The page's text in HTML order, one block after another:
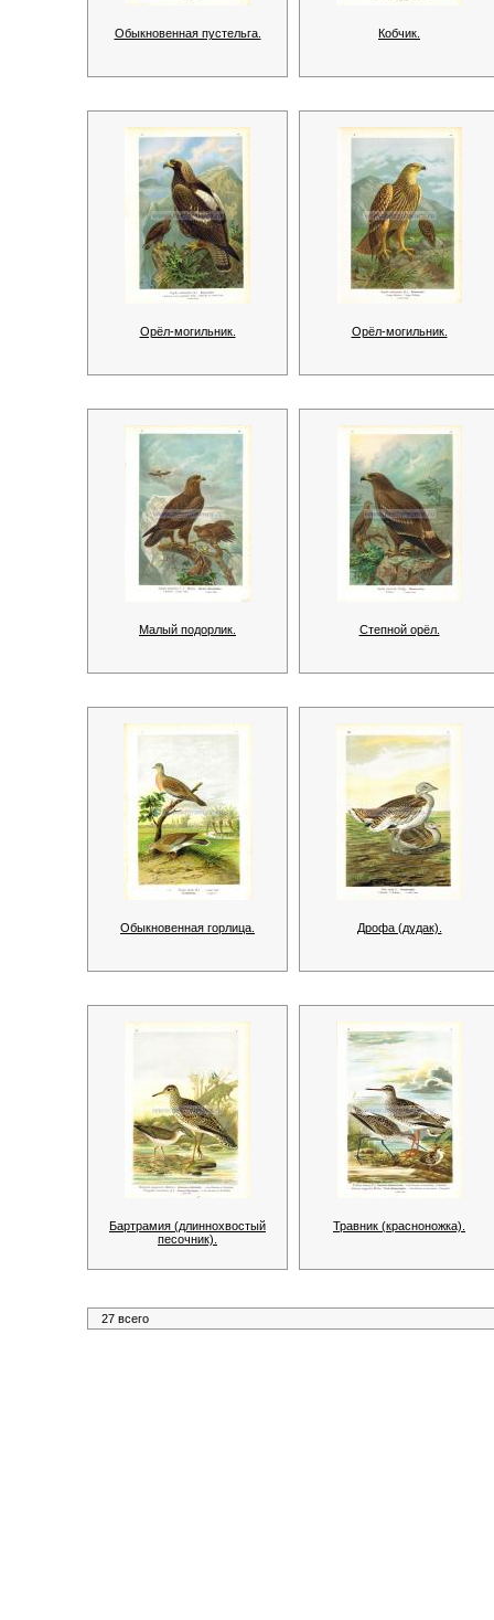
Обыкновенная пустельга. Кобчик.
Орёл-могильник. Орёл-могильник.
Малый подорлик. Степной орёл.
Обыкновенная горлица. Дрофа (дудак).
Бартрамия (длиннохвостый
песочник).
Травник (красноножка).
27 всего